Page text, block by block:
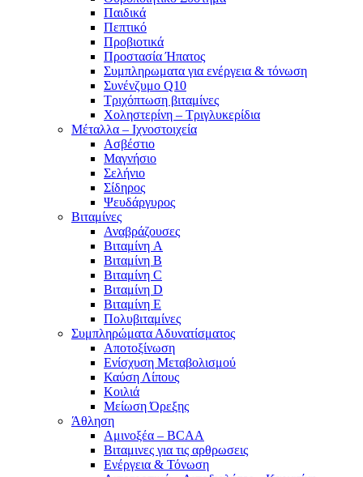
Παιδικά
Πεπτικό
Προβιοτικά
Προστασία Ήπατος
Συμπληρωματα για ενέργεια & τόνωση
Συνένζυμο Q10
Τριχόπτωση βιταμίνες
Χοληστερίνη – Τριγλυκερίδια
Μέταλλα – Ιχνοστοιχεία
Ασβέστιο
Μαγνήσιο
Σελήνιο
Σίδηρος
Ψευδάργυρος
Βιταμίνες
Αναβράζουσες
Βιταμίνη A
Βιταμίνη B
Βιταμίνη C
Βιταμίνη D
Βιταμίνη E
Πολυβιταμίνες
Συμπληρώματα Αδυνατίσματος
Αποτοξίνωση
Ενίσχυση Μεταβολισμού
Καύση Λίπους
Κοιλιά
Μείωση Όρεξης
Άθληση
Αμινοξέα – BCAA
Βιταμινες για τις αρθρωσεις
Ενέργεια & Τόνωση